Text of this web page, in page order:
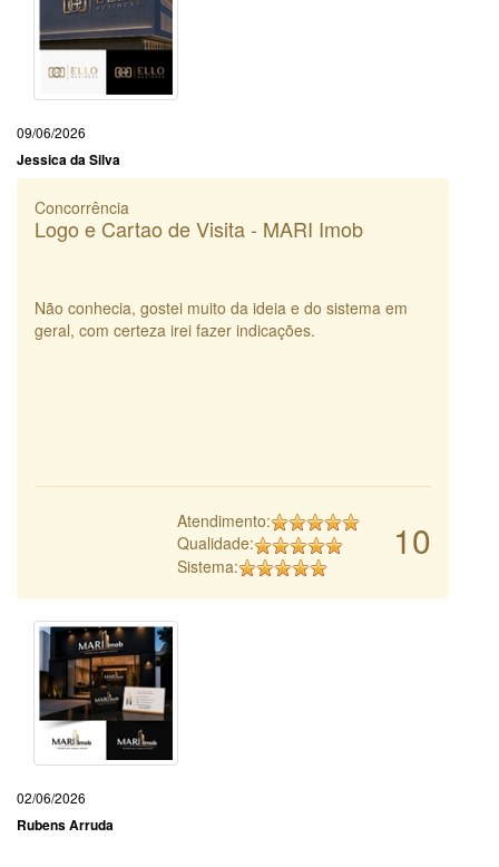
09/06/2026
Jessica da Silva
Concorrência
Logo e Cartao de Visita - MARI Imob
Não conhecia, gostei muito da ideia e do sistema em
geral, com certeza irei fazer indicações.
10
Atendimento:
Qualidade:
Sistema:
02/06/2026
Rubens Arruda